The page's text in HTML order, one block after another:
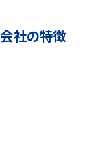
会社の特徴